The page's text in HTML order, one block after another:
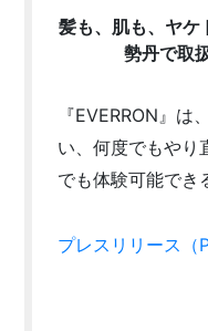
髪も、肌も、ヤケ
勢丹で取
『EVERRON』
い、何度でもやり
でも体験可能でき
プレスリリース（